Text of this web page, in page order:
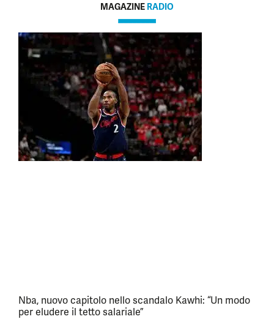
MAGAZINE RADIO
Nba, nuovo capitolo nello scandalo Kawhi: “Un modo
per eludere il tetto salariale”